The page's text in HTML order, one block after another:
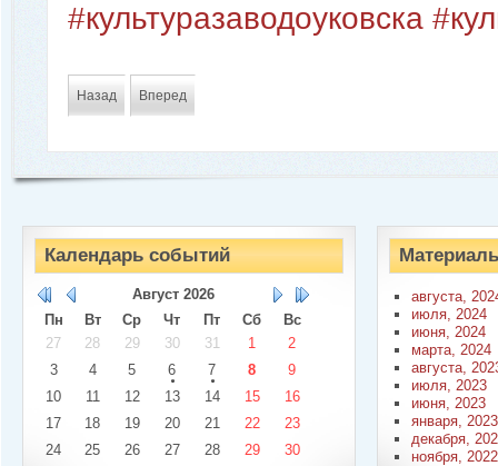
#культуразаводоуковска
Назад Вперед
Календарь событий
Август 2026
Пн
Вт Ср Чт Пт Сб
Вс
27
28 29 30 31 1
2
3
4 5 6 7 8
9
10
11 12 13 14 15
16
17
18 19 20 21 22
23
24
25 26 27 28 29
30
августа,
июля, 2024
июня, 2024
марта, 2024
августа,
июля, 2023
июня, 2023
января, 2023
декабря,
ноября, 2022